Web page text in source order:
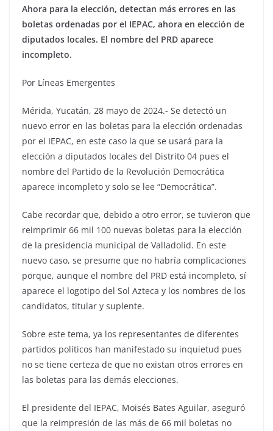
Ahora para la elección, detectan más errores en las
boletas ordenadas por el IEPAC, ahora en elección de
diputados locales. El nombre del PRD aparece
incompleto.
Por Líneas Emergentes
Mérida, Yucatán, 28 mayo de 2024.- Se detectó un
nuevo error en las boletas para la elección ordenadas
por el IEPAC, en este caso la que se usará para la
elección a diputados locales del Distrito 04 pues el
nombre del Partido de la Revolución Democrática
aparece incompleto y solo se lee “Democrática”.
Cabe recordar que, debido a otro error, se tuvieron que
reimprimir 66 mil 100 nuevas boletas para la elección
de la presidencia municipal de Valladolid. En este
nuevo caso, se presume que no habría complicaciones
porque, aunque el nombre del PRD está incompleto, sí
aparece el logotipo del Sol Azteca y los nombres de los
candidatos, titular y suplente.
Sobre este tema, ya los representantes de diferentes
partidos políticos han manifestado su inquietud pues
no se tiene certeza de que no existan otros errores en
las boletas para las demás elecciones.
El presidente del IEPAC, Moisés Bates Aguilar, aseguró
que la reimpresión de las más de 66 mil boletas no